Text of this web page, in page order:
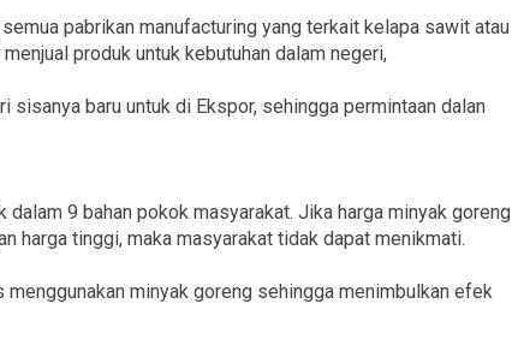
pabrikan manufacturing yang terkait kelapa sawit atau
produk untuk kebutuhan dalam negeri,
sisanya baru untuk di Ekspor, sehingga permintaan dalan
dalam 9 bahan pokok masyarakat. Jika harga minyak goreng
harga tinggi, maka masyarakat tidak dapat menikmati.
minyak goreng sehingga menimbulkan efek